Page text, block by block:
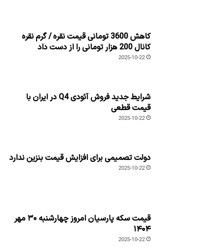
کاهش 3600 تومانی قیمت نقره / گرم نقره
کانال 200 هزار تومانی را از دست داد
2025-10-22
شرایط جدید فروش آئودی Q4 در ایران با
قیمت قطعی
2025-10-22
دولت تصمیمی برای افزایش قیمت بنزین ندارد
2025-10-22
قیمت سکه پارسیان امروز چهارشنبه ۳۰ مهر
۱۴۰۴
2025-10-22